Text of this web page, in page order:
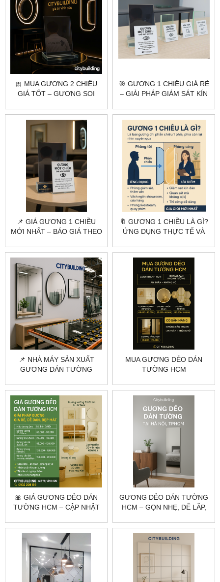
🎀 MUA GƯƠNG 2 CHIỀU
GIÁ TỐT – GƯƠNG SOI
YÊU CẦU
🎯 GƯƠNG 1 CHIỀU GIÁ RẺ
– GIẢI PHÁP GIÁM SÁT KÍN
📌 GIÁ GƯƠNG 1 CHIỀU
MỚI NHẤT – BÁO GIÁ THEO
🔖 GƯƠNG 1 CHIỀU LÀ GÌ?
ỨNG DỤNG THỰC TẾ VÀ
MỚI NHẤT
📌 NHÀ MÁY SẢN XUẤT
GƯƠNG DÁN TƯỜNG
CÔNG CHUYÊN NGHIỆP
MUA GƯƠNG DẺO DÁN
TƯỜNG HCM
NHẸ, GIAO NHANH
🎀 GIÁ GƯƠNG DẺO DÁN
TƯỜNG HCM – CẬP NHẬT
CITYBUILDING
GƯƠNG DẺO DÁN TƯỜNG
HCM – GỌN NHẸ, DỄ LẮP,
LINH HOẠT | CITYBUILDING